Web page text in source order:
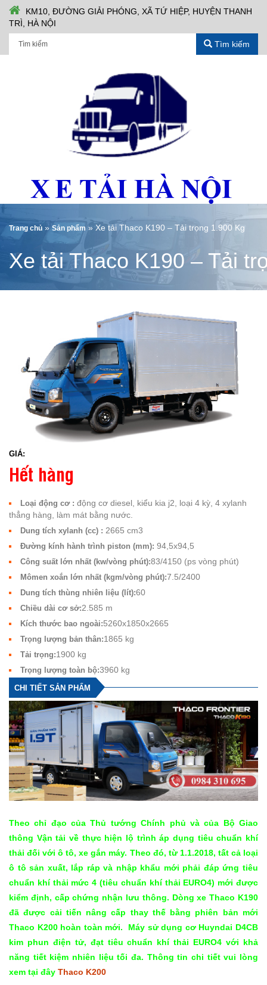
KM10, ĐƯỜNG GIẢI PHÓNG, XÃ TỨ HIỆP, HUYỆN THANH
TRÌ, HÀ NỘI
Tìm kiếm
Trang chủ »Sản phẩm » Xe tải Thaco K190 – Tải trọng 1.900 Kg
Xe tải Thaco K190 – Tải
GIÁ:
Hết hàng
Loại động cơ : động cơ diesel, kiểu kia j2, loại 4 kỳ, 4 xylanh
thẳng hàng, làm mát bằng nước.
Dung tích xylanh (cc) : 2665 cm3
Đường kính hành trình piston (mm): 94,5x94,5
Công suất lớn nhất (kw/vòng phút):83/4150 (ps vòng phút)
Mômen xoắn lớn nhất (kgm/vòng phút):7.5/2400
Dung tích thùng nhiên liệu (lít):60
Chiều dài cơ sở:2.585 m
Kích thước bao ngoài:5260x1850x2665
Trọng lượng bản thân:1865 kg
Tải trọng:1900 kg
Trọng lượng toàn bộ:3960 kg
CHI TIẾT SẢN PHẨM
Theo chỉ đạo của Thủ tướng Chính phủ và của Bộ Giao
thông Vận tải về thực hiện lộ trình áp dụng tiêu chuẩn khí
thải đối với ô tô, xe gắn máy. Theo đó, từ 1.1.2018, tất cả loại
ô tô sản xuất, lắp ráp và nhập khẩu mới phải đáp ứng tiêu
chuẩn khí thải mức 4 (tiêu chuẩn khí thải EURO4) mới được
kiểm định, cấp chứng nhận lưu thông. Dòng xe Thaco K190
đã được cải tiến nâng cấp thay thế bằng phiên bản mới
Thaco K200 hoàn toàn mới. Máy sử dụng cơ Huyndai D4CB
kim phun điện tử, đạt tiêu chuẩn khí thải EURO4 với khả
năng tiết kiệm nhiên liệu tối đa. Thông tin chi tiết vui lòng
xem tại đây Thaco K200